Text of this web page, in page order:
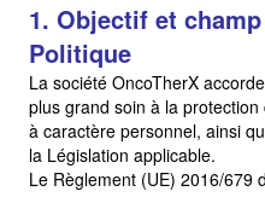
1. Objectif et
Politique
La société OncoTherX
plus grand soin à la
à caractère personnel, ainsi
la Législation applicable.
Le Règlement (UE) 2016/679